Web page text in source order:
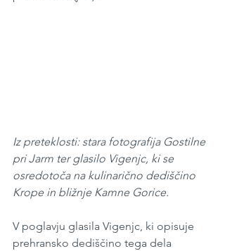
Iz preteklosti: stara fotografija Gostilne
pri Jarm ter glasilo Vigenjc, ki se
osredotoča na kulinarično dediščino
Krope in bližnje Kamne Gorice.
V poglavju glasila Vigenjc, ki opisuje
prehransko dediščino tega dela